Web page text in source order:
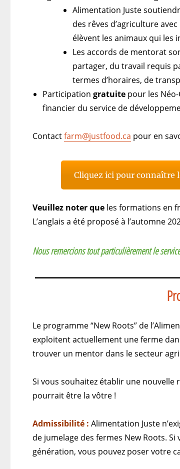
Alimentation Juste
des rêves d’agriculture
élèvent les animaux qui les
Les accords de mentorat
partager, du travail requis
termes d’horaires, de
Participationgratuite pour les
financier du service de
Contactfarm@justfood.ca pour en
Cliquez ici pour connaître
Veuillez noter que les formations en
L’anglais a été proposé à l’automne
Nous remercions tout particulièrement le
Le programme “New Roots” de
exploitent actuellement une ferme
trouver un mentor dans le secteur
Si vous souhaitez établir une nouvelle
pourrait être la vôtre !
Admissibilité : Alimentation Juste
de jumelage des fermes New Roots.
génération, vous pouvez poser votre